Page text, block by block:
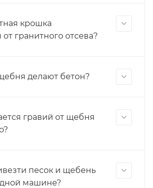
крошка
от гранитного отсева?
делают бетон?
гравий от щебня
песок и щебень
машине?